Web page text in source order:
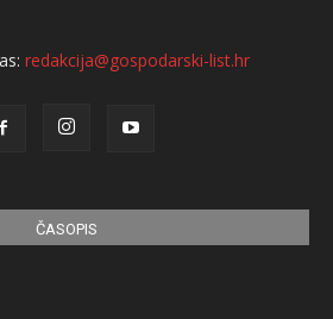
redakcija@gospodarski-list.hr
ČASOPIS